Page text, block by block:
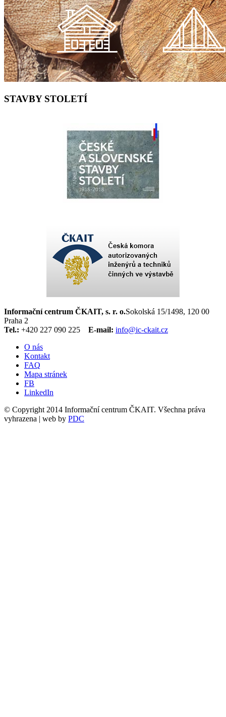
STAVBY STOLETÍ
Informační centrum ČKAIT, s. r. o.Sokolská 15/1498, 120 00
Praha 2
Tel.: +420 227 090 225 E-mail: info@ic-ckait.cz
O nás
Kontakt
FAQ
Mapa stránek
FB
LinkedIn
© Copyright 2014 Informační centrum ČKAIT. Všechna práva
vyhrazena | web by PDC